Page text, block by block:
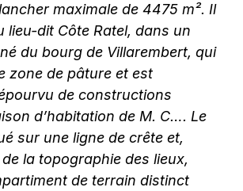
maximale de 4475 m². Il
lieu-dit Côte Ratel, dans un
du bourg de Villarembert, qui
zone de pâture et est
de constructions
d’habitation de M. C…. Le
sur une ligne de crête et,
la topographie des lieux,
de terrain distinct